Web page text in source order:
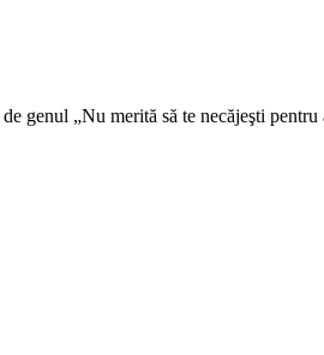
genul „Nu merită să te necăjeşti